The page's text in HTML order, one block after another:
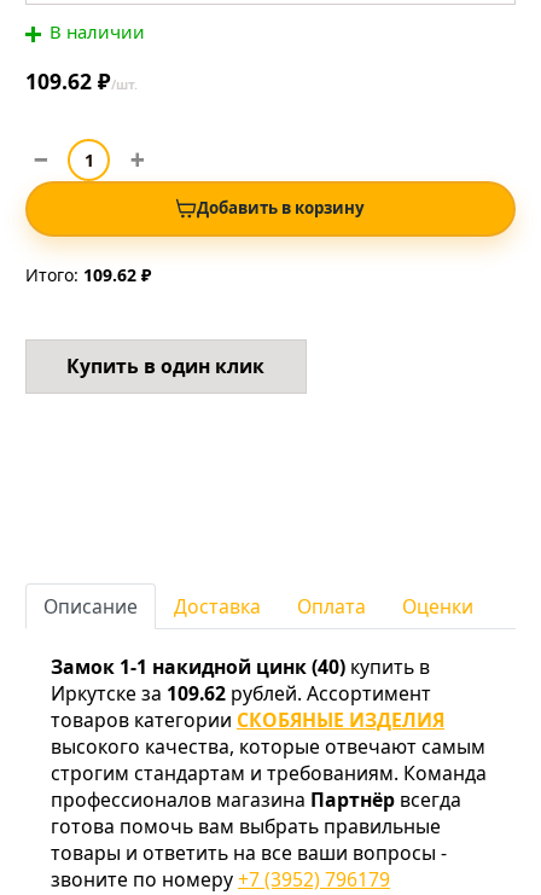
В наличии
109.62 ₽/шт.
Добавить в корзину
Итого: 109.62 ₽
Купить в один клик
Описание Доставка Оплата Оценки
Замок 1-1 накидной цинк (40) купить в
Иркутске за 109.62 рублей. Ассортимент
товаров категории СКОБЯНЫЕ ИЗДЕЛИЯ
высокого качества, которые отвечают самым
строгим стандартам и требованиям. Команда
профессионалов магазина Партнёр всегда
готова помочь вам выбрать правильные
товары и ответить на все ваши вопросы -
звоните по номеру+7 (3952) 796179